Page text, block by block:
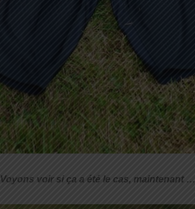
Voyons voir si ça a été le cas, maintenant …